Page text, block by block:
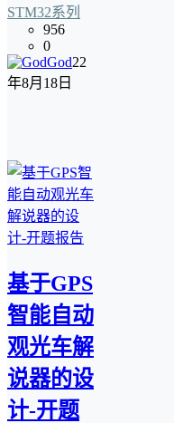
STM32系列
956
0
God22
年8月18日
基于GPS
智能自动
观光车解
说器的设
计-开题